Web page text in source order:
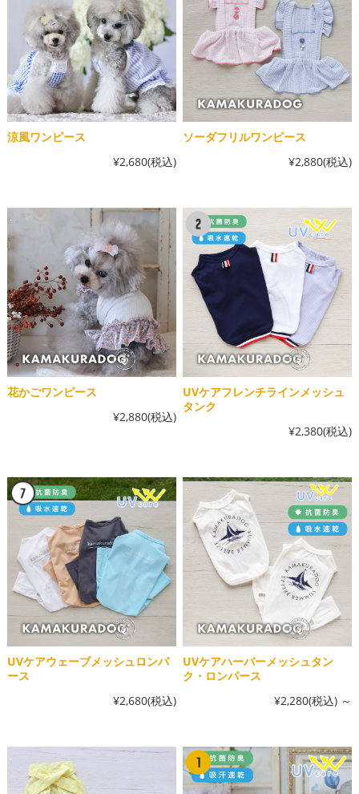
涼風ワンピース
¥2,680(税込)
ソーダフリルワンピース
¥2,880(税込)
花かごワンピース
¥2,880(税込)
UVケアフレンチラインメッシュ
タンク
¥2,380(税込)
UVケアウェーブメッシュロンパ
ース
¥2,680(税込)
UVケアハーバーメッシュタン
ク・ロンパース
¥2,280(税込) ～